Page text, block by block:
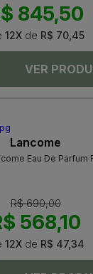
845,50
12X de R$ 70,45
Lancome
Eau De Parfum
R$ 690,00
568,10
12X de R$ 47,34